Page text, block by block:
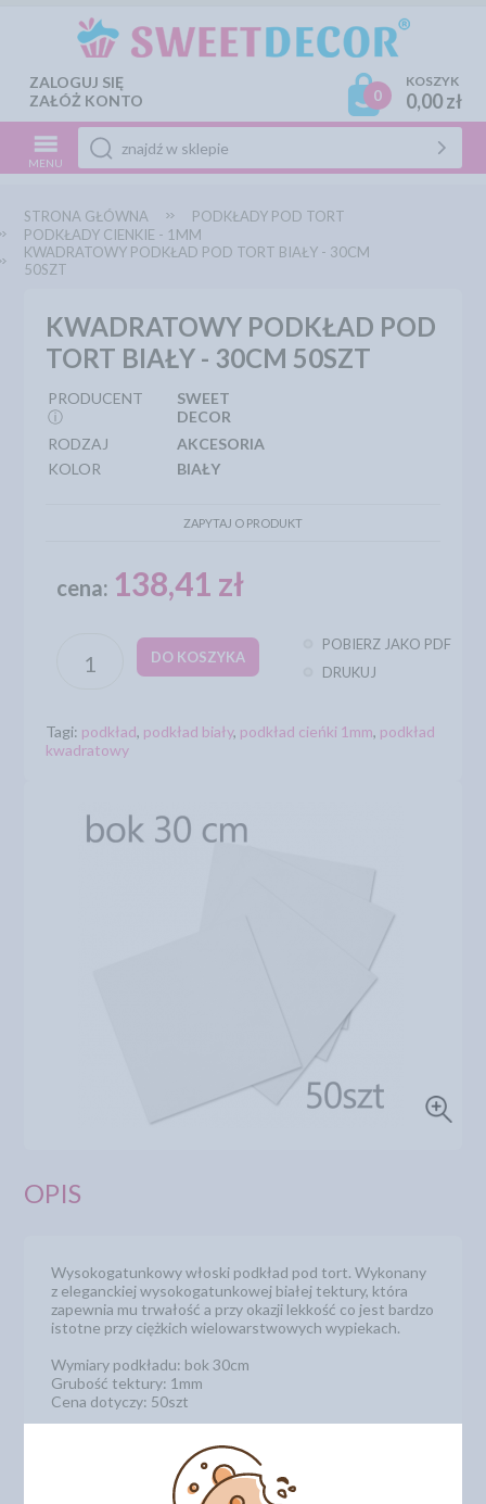
ZALOGUJ SIĘ
ZAŁÓŻ KONTO
0
KOSZYK
0,00 zł
MENU
STRONA GŁÓWNA
PODKŁADY POD TORT
PODKŁADY CIENKIE - 1MM
KWADRATOWY PODKŁAD POD TORT BIAŁY - 30CM
50SZT
KWADRATOWY PODKŁAD POD
TORT BIAŁY - 30CM 50SZT
PRODUCENT
ⓘ
SWEET
DECOR
RODZAJ
AKCESORIA
KOLOR
BIAŁY
ZAPYTAJ O PRODUKT
cena: 138,41 zł
DO KOSZYKA
POBIERZ JAKO PDF
DRUKUJ
Tagi: podkład, podkład biały, podkład cieńki 1mm, podkład
kwadratowy
OPIS
Wysokogatunkowy włoski podkład pod tort. Wykonany
z eleganckiej wysokogatunkowej białej tektury, która
zapewnia mu trwałość a przy okazji lekkość co jest bardzo
istotne przy ciężkich wielowarstwowych wypiekach.
Wymiary podkładu: bok 30cm
Grubość tektury: 1mm
Cena dotyczy: 50szt